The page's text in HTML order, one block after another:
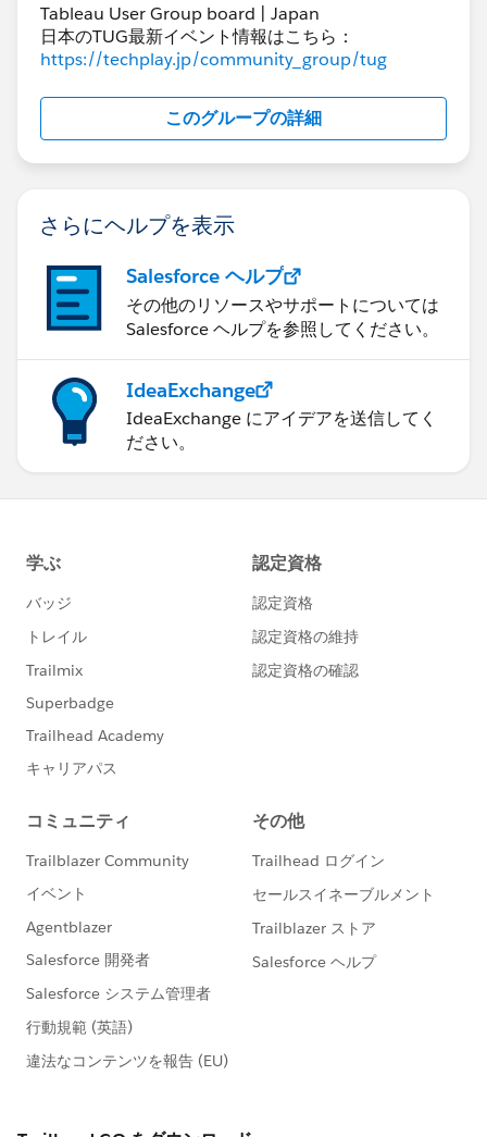
Tableau User Group board | Japan
日本のTUG最新イベント情報はこちら：
https://techplay.jp/community_group/tug
このグループの詳細
さらにヘルプを表示
Salesforce ヘルプ
その他のリソースやサポートについては
Salesforce ヘルプを参照してください。
IdeaExchange
IdeaExchange にアイデアを送信してく
ださい。